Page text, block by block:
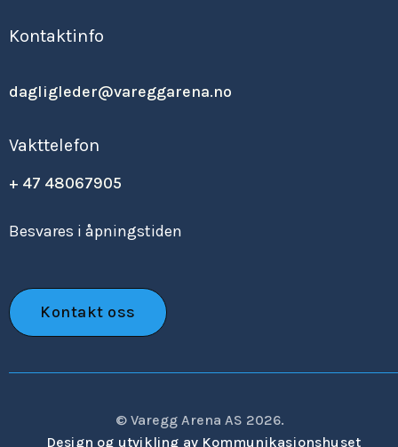
Kontaktinfo
dagligleder@vareggarena.no
Vakttelefon
+ 47 48067905
Besvares i åpningstiden
Kontakt oss
© Varegg Arena AS 2026.
Design og utvikling av Kommunikasjonshuset